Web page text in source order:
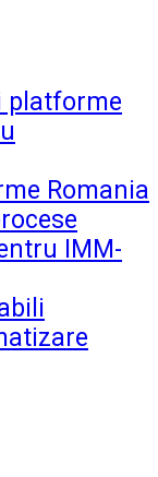
platforme
Romania
IMM-